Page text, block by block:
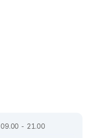
09.00 - 21.00